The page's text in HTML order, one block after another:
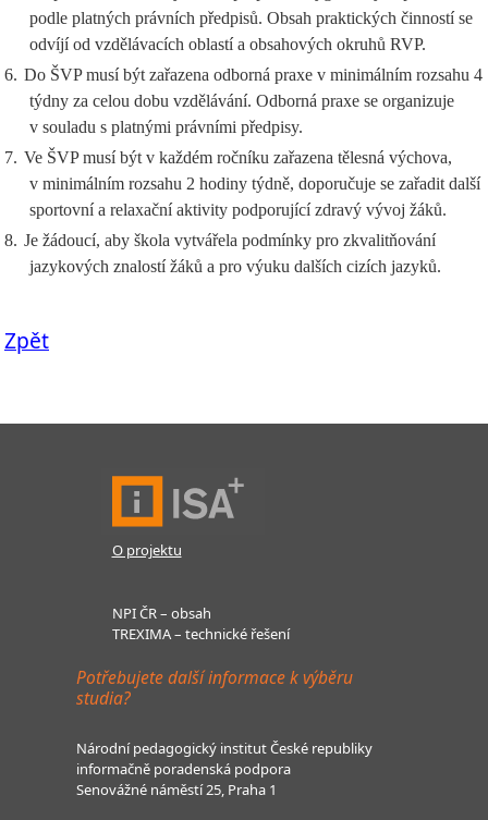
podle platných právních předpisů. Obsah praktických činností se
odvíjí od vzdělávacích oblastí a obsahových okruhů RVP.
6. Do ŠVP musí být zařazena odborná praxe v minimálním rozsahu 4
týdny za celou dobu vzdělávání. Odborná praxe se organizuje
v souladu s platnými právními předpisy.
7. Ve ŠVP musí být v každém ročníku zařazena tělesná výchova,
v minimálním rozsahu 2 hodiny týdně, doporučuje se zařadit další
sportovní a relaxační aktivity podporující zdravý vývoj žáků.
8. Je žádoucí, aby škola vytvářela podmínky pro zkvalitňování
jazykových znalostí žáků a pro výuku dalších cizích jazyků.
Zpět
O projektu
NPI ČR – obsah
TREXIMA – technické řešení
Potřebujete další informace k výběru
studia?
Národní pedagogický institut České republiky
informačně poradenská podpora
Senovážné náměstí 25, Praha 1